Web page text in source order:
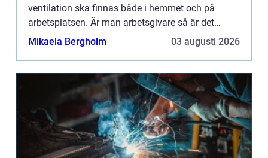
ventilation ska finnas både i hemmet och på
arbetsplatsen. Är man arbetsgivare så är det
viktigt att komma ihåg att ventilation är
Mikaela Bergholm 03 augusti 2026